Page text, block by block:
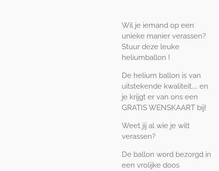
Wil je iemand op een
unieke manier verassen?
Stuur deze leuke
heliumballon !
De helium ballon is van
uitstekende kwaliteit.... en
je krijgt er van ons een
GRATIS WENSKAART bij!
Weet jij al wie je wilt
verassen?
De ballon word bezorgd in
een vrolijke doos